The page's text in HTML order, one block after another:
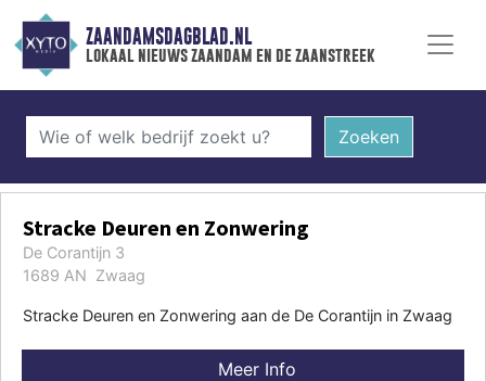
ZAANDAMSDAGBLAD.NL
lokaal nieuws zaandam en de zaanstreek
Zoeken
Stracke Deuren en Zonwering
De Corantijn 3
1689 AN Zwaag
Stracke Deuren en Zonwering aan de De Corantijn in Zwaag
Meer Info